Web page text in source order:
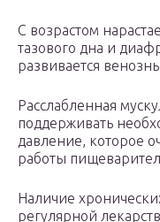
С возрастом
тазового дна и
развивается
Расслабленная
поддерживать
давление, которое
работы
Наличие
регулярной